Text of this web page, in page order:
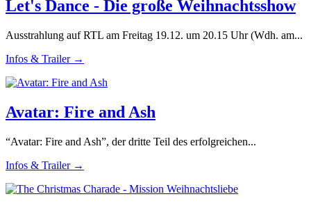
Let's Dance - Die große Weihnachtsshow
Ausstrahlung auf RTL am Freitag 19.12. um 20.15 Uhr (Wdh. am...
Infos & Trailer →
Avatar: Fire and Ash
“Avatar: Fire and Ash”, der dritte Teil des erfolgreichen...
Infos & Trailer →